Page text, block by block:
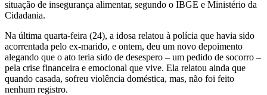
situação de insegurança alimentar, segundo o IBGE e Ministério da
Cidadania.
Na última quarta-feira (24), a idosa relatou à polícia que havia sido
acorrentada pelo ex-marido, e ontem, deu um novo depoimento
alegando que o ato teria sido de desespero – um pedido de socorro –
pela crise financeira e emocional que vive. Ela relatou ainda que
quando casada, sofreu violência doméstica, mas, não foi feito
nenhum registro.